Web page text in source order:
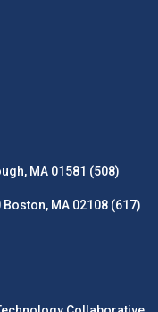
MA 01581 (508)
MA 02108 (617)